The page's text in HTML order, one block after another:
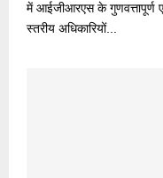
में आईजीआरएस के गुणवत्तापूर्ण
स्तरीय अधिकारियों...